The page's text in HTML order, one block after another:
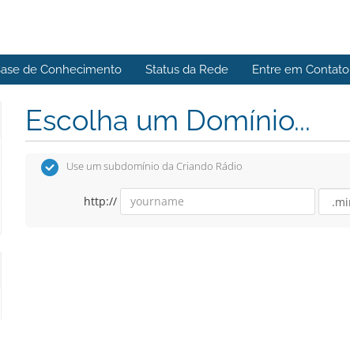
de Conhecimento Status da Rede Entre em Contato
Escolha um Domínio...
Use um subdomínio da Criando Rádio
http://